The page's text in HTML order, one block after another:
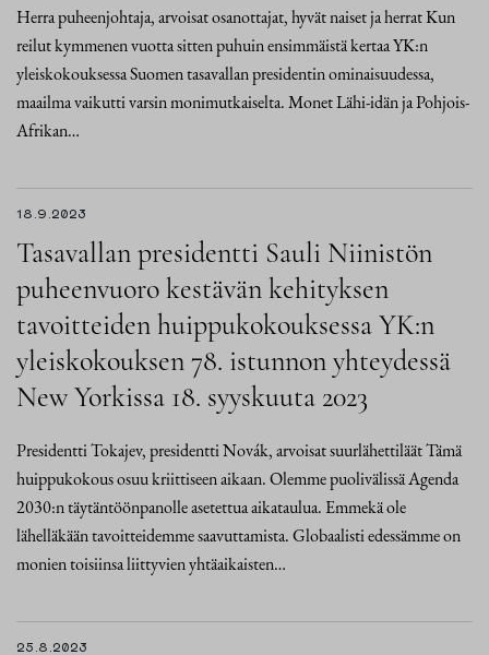
Herra puheenjohtaja, arvoisat osanottajat, hyvät naiset ja herrat Kun
reilut kymmenen vuotta sitten puhuin ensimmäistä kertaa YK:n
yleiskokouksessa Suomen tasavallan presidentin ominaisuudessa,
maailma vaikutti varsin monimutkaiselta. Monet Lähi-idän ja Pohjois-
Afrikan…
18.9.2023
Tasavallan presidentti Sauli Niinistön
puheenvuoro kestävän kehityksen
tavoitteiden huippukokouksessa YK:n
yleiskokouksen 78. istunnon yhteydessä
New Yorkissa 18. syyskuuta 2023
Presidentti Tokajev, presidentti Novák, arvoisat suurlähettiläät Tämä
huippukokous osuu kriittiseen aikaan. Olemme puolivälissä Agenda
2030:n täytäntöönpanolle asetettua aikataulua. Emmekä ole
lähelläkään tavoitteidemme saavuttamista. Globaalisti edessämme on
monien toisiinsa liittyvien yhtäaikaisten…
25.8.2023